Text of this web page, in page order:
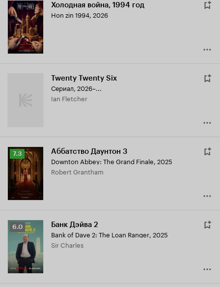
Холодная война, 1994 год
Hon zin 1994, 2026
Twenty Twenty Six
Сериал, 2026–...
Ian Fletcher
Рейтинг
Кинопоиска
7.3
7.3 Аббатство Даунтон 3
Downton Abbey: The Grand Finale, 2025
Robert Grantham
Рейтинг
Кинопоиска
6.0
6.0 Банк Дэйва 2
Bank of Dave 2: The Loan Ranger, 2025
Sir Charles